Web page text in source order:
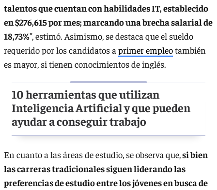
talentos que cuentan con habilidades IT, establecido
en $276,615 por mes; marcando una brecha salarial de
18,73%”, estimó. Asimismo, se destaca que el sueldo
requerido por los candidatos a primer empleotambién
es mayor, si tienen conocimientos de inglés.
10 herramientas que utilizan
Inteligencia Artificial y que pueden
ayudar a conseguir trabajo
En cuanto a las áreas de estudio, se observa que,si bien
las carreras tradicionales siguen liderando las
preferencias de estudio entre los jóvenes en busca de